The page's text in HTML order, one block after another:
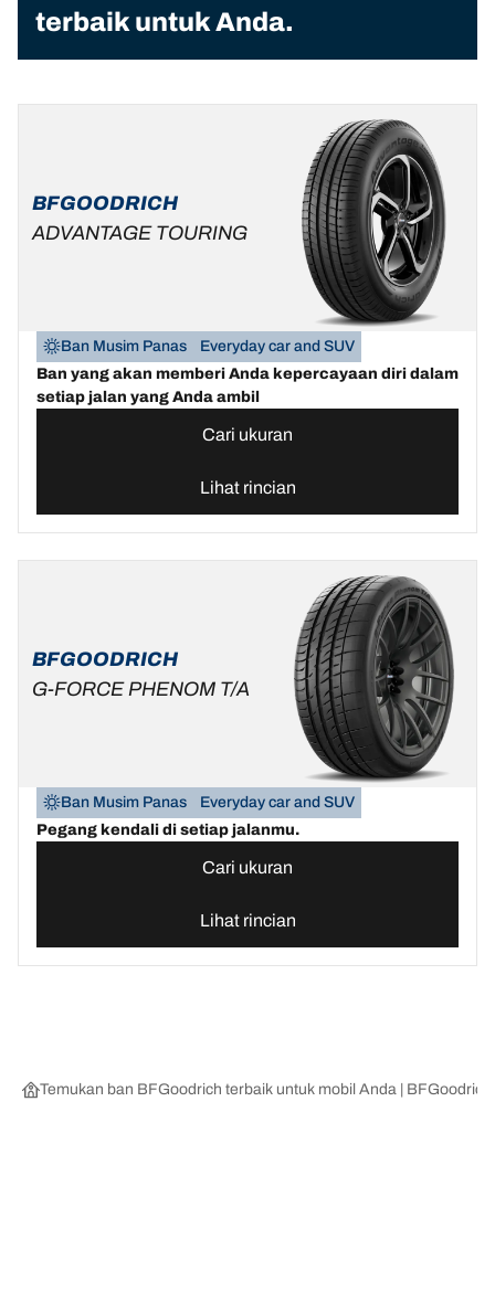
terbaik untuk Anda.
BFGOODRICH
ADVANTAGE TOURING
Ban Musim Panas
Everyday car and SUV
Ban yang akan memberi Anda kepercayaan diri dalam
setiap jalan yang Anda ambil
Cari ukuran
Lihat rincian
BFGOODRICH
G-FORCE PHENOM T/A
Ban Musim Panas
Everyday car and SUV
Pegang kendali di setiap jalanmu.
Cari ukuran
Lihat rincian
Temukan ban BFGoodrich terbaik untuk mobil Anda |